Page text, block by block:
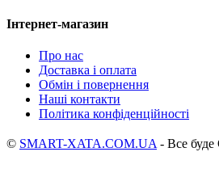
Інтернет-магазин
Про нас
Доставка і оплата
Обмін і повернення
Наші контакти
Політика конфіденційності
© SMART-XATA.COM.UA - Все буде